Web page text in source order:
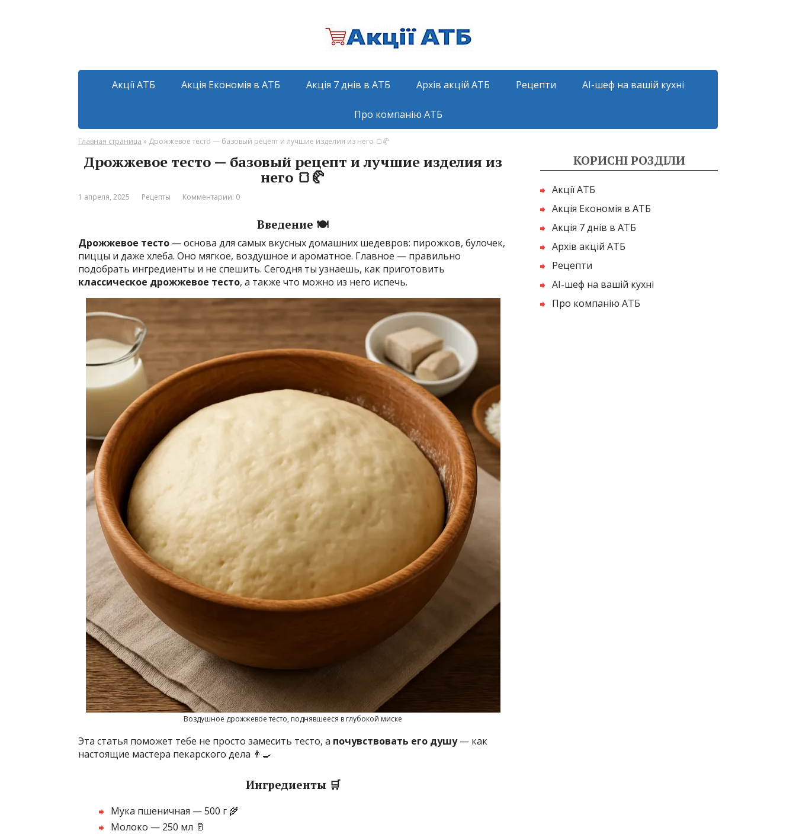
Акції АТБ Акція Економія в АТБ Акція 7 днів в АТБ Архів акцій АТБ Рецепти AI-шеф на вашій кухні
Про компанію АТБ
Главная страница » Дрожжевое тесто — базовый рецепт и лучшие изделия из него 🍞🥐
Дрожжевое тесто — базовый рецепт и лучшие изделия из
него 🍞🥐
1 апреля, 2025 Рецепты Комментарии: 0
Введение 🍽️
Дрожжевое тесто — основа для самых вкусных домашних шедевров: пирожков, булочек,
пиццы и даже хлеба. Оно мягкое, воздушное и ароматное. Главное — правильно
подобрать ингредиенты и не спешить. Сегодня ты узнаешь, как приготовить
классическое дрожжевое тесто, а также что можно из него испечь.
Воздушное дрожжевое тесто, поднявшееся в глубокой миске
Эта статья поможет тебе не просто замесить тесто, а почувствовать его душу— как
настоящие мастера пекарского дела 👨‍🍳
Ингредиенты 🛒
Мука пшеничная — 500 г 🌾
Молоко — 250 мл 🥛
КОРИСНІ РОЗДІЛИ
Акції АТБ
Акція Економія в АТБ
Акція 7 днів в АТБ
Архів акцій АТБ
Рецепти
AI-шеф на вашій кухні
Про компанію АТБ